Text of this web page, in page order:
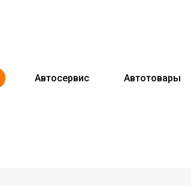
Автосервис Автотовары